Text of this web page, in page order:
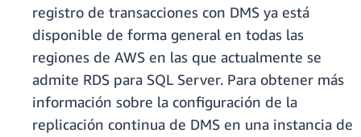
registro de transacciones con DMS ya está
disponible de forma general en todas las
regiones de AWS en las que actualmente se
admite RDS para SQL Server. Para obtener más
información sobre la configuración de la
replicación continua de DMS en una instancia de